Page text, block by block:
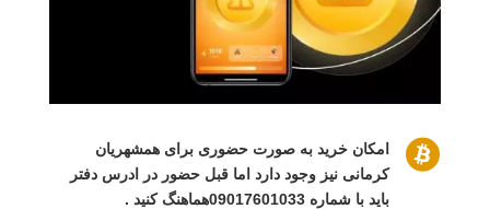

امکان خرید به صورت حضوری برای همشهریان
کرمانی نیز وجود دارد اما قبل حضور در ادرس دفتر
باید با شماره 09017601033هماهنگ کنید .